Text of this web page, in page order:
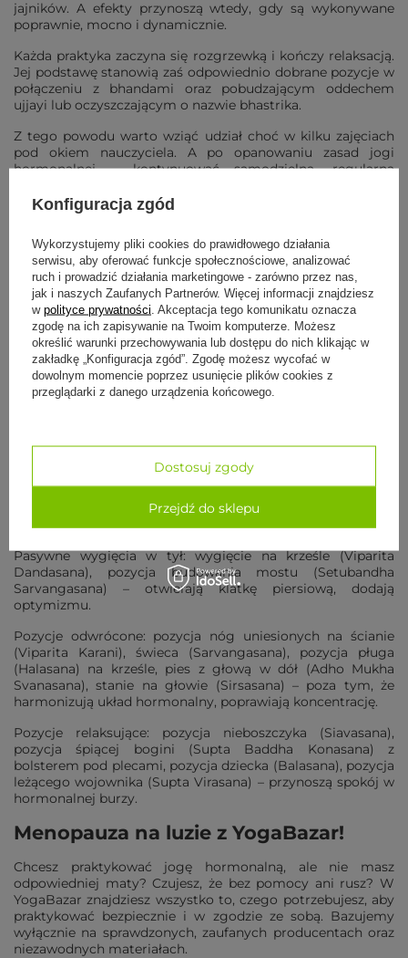
jajników. A efekty przynoszą wtedy, gdy są wykonywane
poprawnie, mocno i dynamicznie.
Każda praktyka zaczyna się rozgrzewką i kończy relaksacją.
Jej podstawę stanowią zaś odpowiednio dobrane pozycje w
połączeniu z bhandami oraz pobudzającym oddechem
ujjayi lub oczyszczającym o nazwie bhastrika.
Z tego powodu warto wziąć udział choć w kilku zajęciach
pod okiem nauczyciela. A po opanowaniu zasad jogi
hormonalnej – kontynuować samodzielną, regularną
dopasować asany do konkretnych objawów. I modyfikować
je tak, aby nie powodowały niechcianych napięć w ciele. Ich
przywrócenie wewnętrznej równowagi.
Poniżej znajdziesz ćwiczenia na brzuch w menopauzie oraz
asany na uderzenia gorąca, przez które bardzo często
manifestuje się menopauza, objawy psychiczne i fizyczne.
Skłony do przodu na stojąco z podparciem głowy:
intensywne rozciąganie w głębokim skłonie do przodu
(Uttanasana), skłon do przodu z szeroko rozstawionymi
nogami (Prasarita Padottanasana), pozycja intensywnie
Skłony do przodu w siadzie: głowa do kolana (Janu
sirsasana), pozycja siedzącego kąta (Upavishta Konasana) –
wzmacniają narządy rozrodcze, uspokajają, zmniejszają
obwód brzucha, kiedy u podstaw zależności menopauza a
tycie leży zatrzymanie wody czy nerwowe podjadanie.
Pasywne wygięcia w tył: wygięcie na krześle (Viparita
Dandasana), pozycja budowania mostu (Setubandha
Sarvangasana) – otwierają klatkę piersiową, dodają
optymizmu.
Pozycje odwrócone: pozycja nóg uniesionych na ścianie
(Viparita Karani), świeca (Sarvangasana), pozycja pługa
(Halasana) na krześle, pies z głową w dół (Adho Mukha
Svanasana), stanie na głowie (Sirsasana) – poza tym, że
harmonizują układ hormonalny, poprawiają koncentrację.
Pozycje relaksujące: pozycja nieboszczyka (Siavasana),
pozycja śpiącej bogini (Supta Baddha Konasana) z
bolsterem pod plecami, pozycja dziecka (Balasana), pozycja
leżącego wojownika (Supta Virasana) – przynoszą spokój w
hormonalnej burzy.
Menopauza na luzie z YogaBazar!
Chcesz praktykować jogę hormonalną, ale nie masz
odpowiedniej maty? Czujesz, że bez pomocy ani rusz? W
YogaBazar znajdziesz wszystko to, czego potrzebujesz, aby
praktykować bezpiecznie i w zgodzie ze sobą. Bazujemy
wyłącznie na sprawdzonych, zaufanych producentach oraz
niezawodnych materiałach.
Konfiguracja zgód
Wykorzystujemy pliki cookies do prawidłowego działania
serwisu, aby oferować funkcje społecznościowe, analizować
ruch i prowadzić działania marketingowe - zarówno przez nas,
jak i naszych Zaufanych Partnerów. Więcej informacji znajdziesz
w polityce prywatności . Akceptacja tego komunikatu oznacza
zgodę na ich zapisywanie na Twoim komputerze. Możesz
określić warunki przechowywania lub dostępu do nich klikając w
zakładkę „Konfiguracja zgód”. Zgodę możesz wycofać w
dowolnym momencie poprzez usunięcie plików cookies z
przeglądarki z danego urządzenia końcowego.
Dostosuj zgody
Przejdź do sklepu